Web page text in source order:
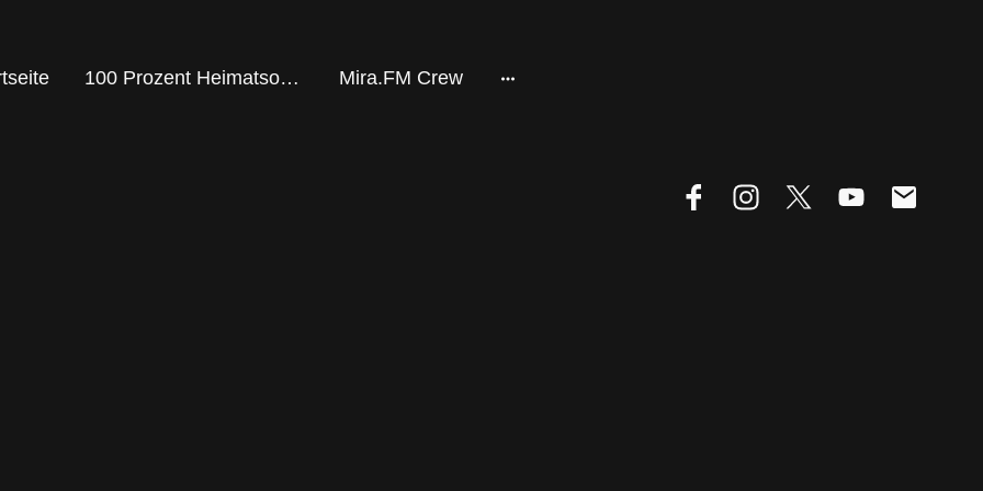
100 Prozent Heimatsound Mira.FM Crew